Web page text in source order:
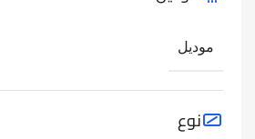
موديل
نوع